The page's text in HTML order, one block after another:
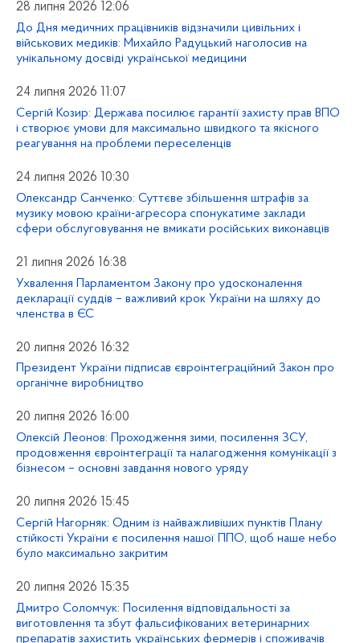
28 липня 2026 12:06
До Дня медичних працівників відзначили цивільних і
військових медиків: Михайло Радуцький наголосив на
унікальному досвіді української медицини
24 липня 2026 11:07
Сергій Козир: Держава посилює гарантії захисту прав ВПО
і створює умови для максимально швидкого та якісного
реагування на проблеми переселенців
24 липня 2026 10:30
Олександр Санченко: Суттєве збільшення штрафів за
музику мовою країни-агресора спонукатиме заклади
сфери обслуговування не вмикати російських виконавців
21 липня 2026 16:38
Ухвалення Парламентом Закону про удосконалення
декларації суддів – важливий крок України на шляху до
членства в ЄС
20 липня 2026 16:32
Президент України підписав євроінтеграційний Закон про
органічне виробництво
20 липня 2026 16:00
Олексій Леонов: Проходження зими, посилення ЗСУ,
продовження євроінтеграції та налагодження комунікації з
бізнесом – основні завдання нового уряду
20 липня 2026 15:45
Сергій Нагорняк: Одним із найважливіших пунктів Плану
стійкості України є посилення нашої ППО, щоб наше небо
було максимально закритим
20 липня 2026 15:35
Дмитро Соломчук: Посилення відповідальності за
виготовлення та збут фальсифікованих ветеринарних
препаратів захистить українських фермерів і споживачів